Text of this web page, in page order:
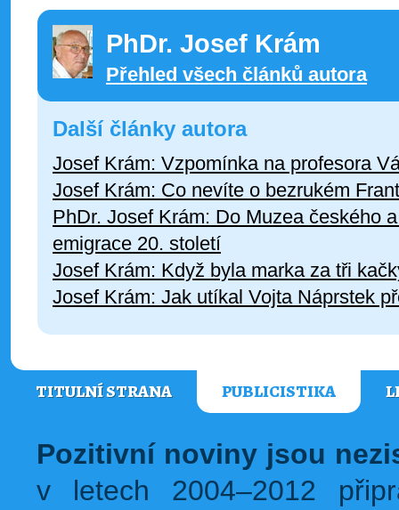
PhDr. Josef Krám
Přehled všech článků autora
Další články autora
Josef Krám: Vzpomínka na profesora
Josef Krám: Co nevíte o bezrukém
PhDr. Josef Krám: Do Muzea českého
emigrace 20. století
Josef Krám: Když byla marka za tři
Josef Krám: Jak utíkal Vojta Náprstek
TITULNÍ STRANA PUBLICISTIKA
Pozitivní noviny jsou
v letech 2004–2012